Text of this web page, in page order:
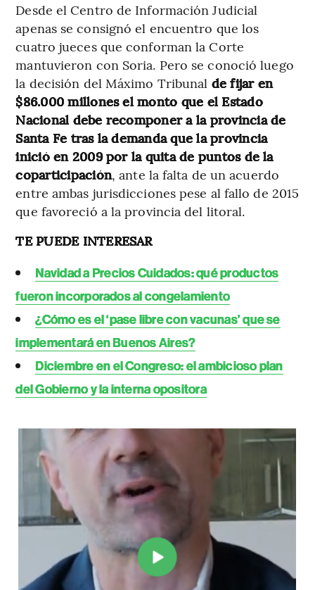
Desde el Centro de Información Judicial
apenas se consignó el encuentro que los
cuatro jueces que conforman la Corte
mantuvieron con Soria. Pero se conoció luego
la decisión del Máximo Tribunal de fijar en
$86.000 millones el monto que el Estado
Nacional debe recomponer a la provincia de
Santa Fe tras la demanda que la provincia
inició en 2009 por la quita de puntos de la
coparticipación, ante la falta de un acuerdo
entre ambas jurisdicciones pese al fallo de 2015
que favoreció a la provincia del litoral.
TE PUEDE INTERESAR
Navidad a Precios Cuidados: qué productos
fueron incorporados al congelamiento
¿Cómo es el ‘pase libre con vacunas’ que se
implementará en Buenos Aires?
Diciembre en el Congreso: el ambicioso plan
del Gobierno y la interna opositora